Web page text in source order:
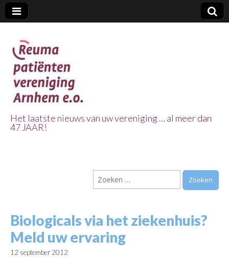
Vereniging
Arnhem e.o.
Het laatste nieuws van uw vereniging … al meer dan
47 JAAR!
Zoeken
naar:
Biologicals via het ziekenhuis?
Meld uw ervaring
12 september 2012